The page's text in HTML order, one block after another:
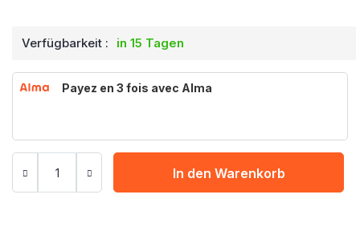
Verfügbarkeit : in 15 Tagen
Payez en 3 fois avec Alma
In den Warenkorb